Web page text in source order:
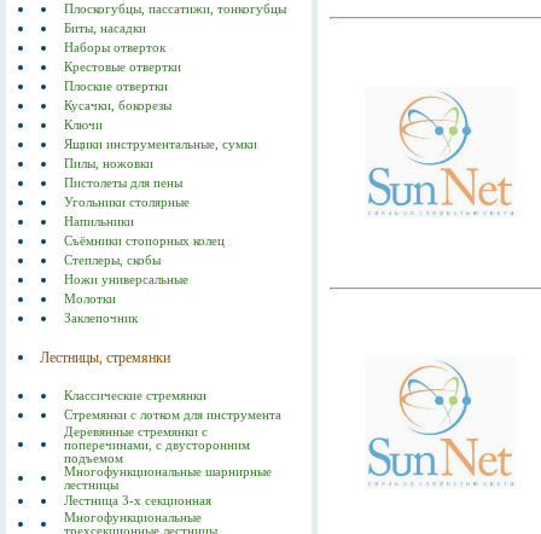
Плоскогубцы, пассатижи, тонкогубцы
Биты, насадки
Наборы отверток
Крестовые отвертки
Плоские отвертки
Кусачки, бокорезы
Ключи
Ящики инструментальные, сумки
Пилы, ножовки
Пистолеты для пены
Угольники столярные
Напильники
Съёмники стопорных колец
Степлеры, скобы
Ножи универсальные
Молотки
Заклепочник
Лестницы, стремянки
Классические стремянки
Стремянки с лотком для инструмента
Деревянные стремянки с
поперечинами, с двусторонним
подъемом
Многофункциональные шарнирные
лестницы
Лестница 3-х секционная
Многофункциональные
трехсекционные лестницы